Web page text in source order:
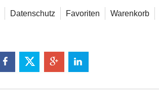
Datenschutz Favoriten Warenkorb